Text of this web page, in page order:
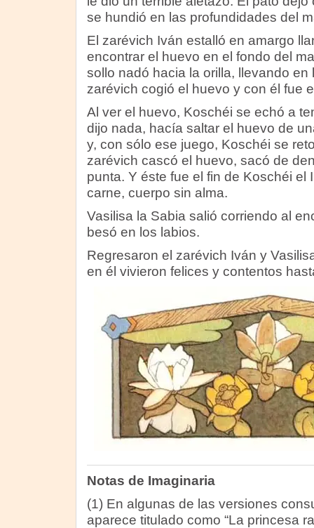
se hundió en las profundidades del
El zarévich Iván estalló en amargo
encontrar el huevo en el fondo del
sollo nadó hacia la orilla, llevando en
zarévich cogió el huevo y con él fue
Al ver el huevo, Koschéi se echó a
dijo nada, hacía saltar el huevo de
y, con sólo ese juego, Koschéi se
zarévich cascó el huevo, sacó de
punta. Y éste fue el fin de Koschéi el
carne, cuerpo sin alma.
Vasilisa la Sabia salió corriendo al
besó en los labios.
Regresaron el zarévich Iván y
en él vivieron felices y contentos
Notas de Imaginaria
(1) En algunas de las versiones
aparece titulado como “La princesa